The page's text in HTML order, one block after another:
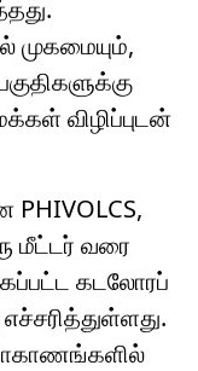
முகமையும்,
விழிப்புடன்
மீட்டர் வரை
கடலோரப்